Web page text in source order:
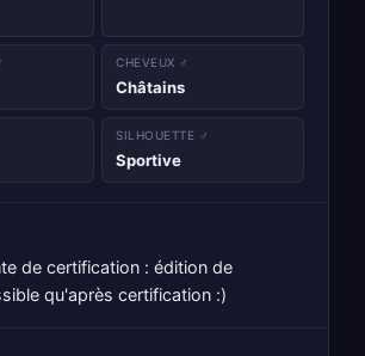
CHEVEUX ♂
Châtains
SILHOUETTE ♂
Sportive
de certification : édition de
qu'après certification :)